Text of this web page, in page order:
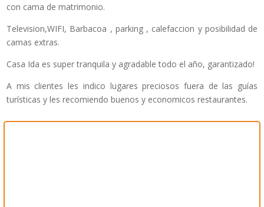
con cama de matrimonio.
Television,WIFI, Barbacoa , parking , calefaccion y posibilidad de
camas extras.
Casa Ida es super tranquila y agradable todo el año, garantizado!
A mis clientes les indico lugares preciosos fuera de las guías
turísticas y les recomiendo buenos y economicos restaurantes.